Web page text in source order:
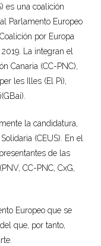
es una coalición
Parlamento Europeo
por Europa
La integran el
Canaria (CC-PNC),
les Illes (El Pi),
la candidatura,
(CEUS). En el
de las
CC-PNC, CxG,
Europeo que se
que, por tanto,